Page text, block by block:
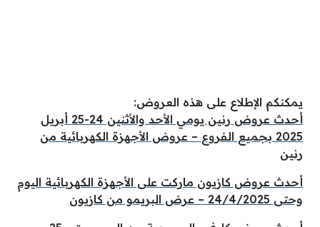
يمكنكم الإطلاع على هذه العروض:
أحدث عروض رنين يومي الأحد والأثنين 24-25 أبريل
2025 بجميع الفروع – عروض الأجهزة الكهربائية من
رنين
أحدث عروض كازيون ماركت على الأجهزة الكهربائية اليوم
وحتى 24/4/2025 – عرض البريمو من كازيون